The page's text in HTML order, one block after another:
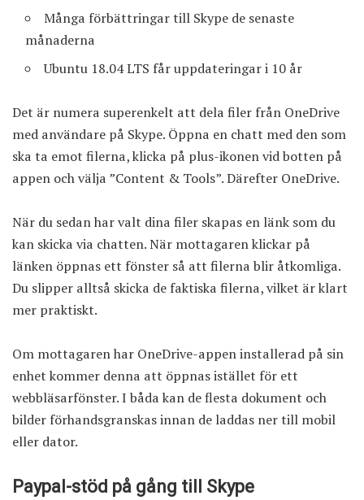
Många förbättringar till Skype de senaste
månaderna
Ubuntu 18.04 LTS får uppdateringar i 10 år
Det är numera superenkelt att dela filer från OneDrive
med användare på Skype. Öppna en chatt med den som
ska ta emot filerna, klicka på plus-ikonen vid botten på
appen och välja ”Content & Tools”. Därefter OneDrive.
När du sedan har valt dina filer skapas en länk som du
kan skicka via chatten. När mottagaren klickar på
länken öppnas ett fönster så att filerna blir åtkomliga.
Du slipper alltså skicka de faktiska filerna, vilket är klart
mer praktiskt.
Om mottagaren har OneDrive-appen installerad på sin
enhet kommer denna att öppnas istället för ett
webbläsarfönster. I båda kan de flesta dokument och
bilder förhandsgranskas innan de laddas ner till mobil
eller dator.
Paypal-stöd på gång till Skype